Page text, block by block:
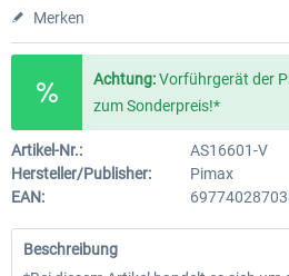
Merken
Achtung:Vorführgerät der
zum Sonderpreis!*
Artikel-Nr.:
AS16601-V
Hersteller/Publisher:
Pimax
EAN:
Beschreibung